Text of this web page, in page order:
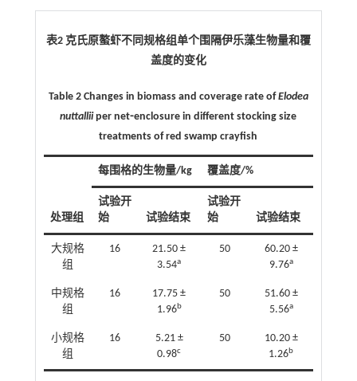
表2 克氏原螯虾不同规格组单个围隔伊乐藻生物量和覆
盖度的变化
Table 2 Changes in biomass and coverage rate ofElodea
nuttalliiper net⁃enclosure in different stocking size
treatments of red swamp crayfish
处理组
每围格的生物量/kg 覆盖度/%
试验开
始
试验结束
试验开
始
试验结束
大规格
组
16
21.50 ±
3.54a
50
60.20 ±
9.76a
中规格
组
16
17.75 ±
1.96 b
50
51.60 ±
5.56a
小规格
组
16
5.21 ±
0.98c
50
10.20 ±
1.26b